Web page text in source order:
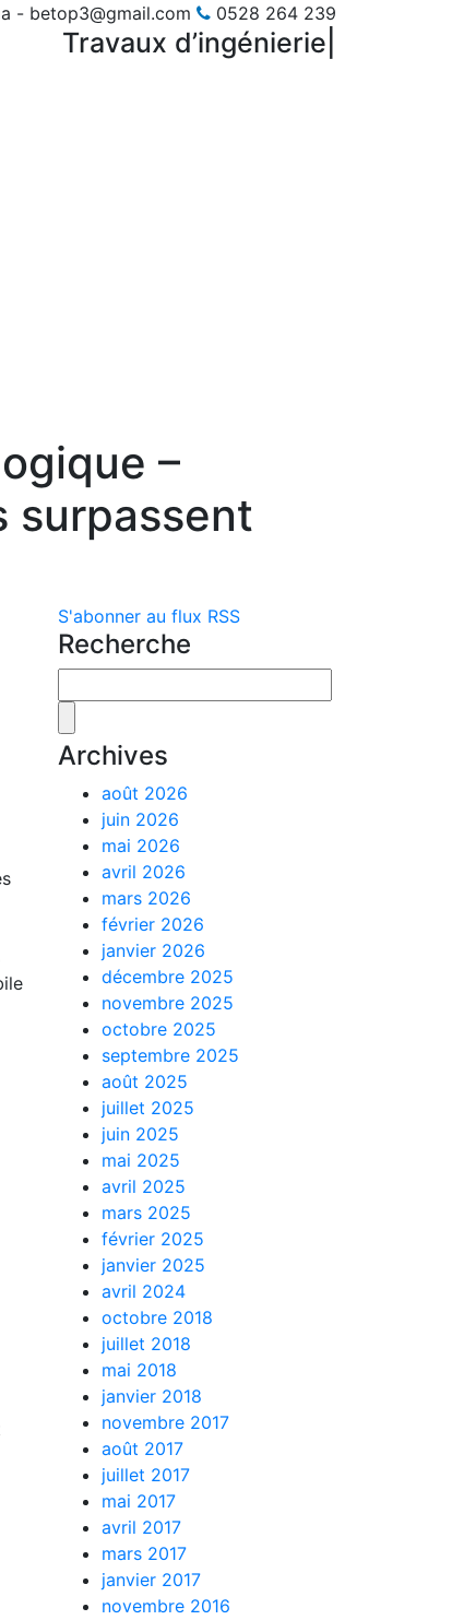
- betop3@gmail.com 0528 264 239
Travaux d’ingénierie
–
surpassent
S'abonner au flux RSS
Recherche
Archives
août 2026
juin 2026
mai 2026
avril 2026
mars 2026
février 2026
janvier 2026
décembre 2025
novembre 2025
octobre 2025
septembre 2025
août 2025
juillet 2025
juin 2025
mai 2025
avril 2025
mars 2025
février 2025
janvier 2025
avril 2024
octobre 2018
juillet 2018
mai 2018
janvier 2018
novembre 2017
août 2017
juillet 2017
mai 2017
avril 2017
mars 2017
janvier 2017
novembre 2016